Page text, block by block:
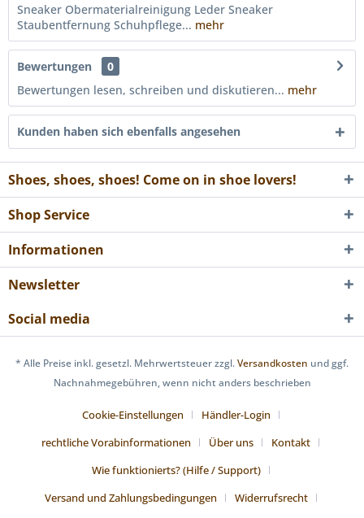
Sneaker Obermaterialreinigung Leder Sneaker
Staubentfernung Schuhpflege... mehr
Bewertungen
0
Bewertungen lesen, schreiben und diskutieren... mehr
Kunden haben sich ebenfalls angesehen
Shoes, shoes, shoes! Come on in shoe lovers!
Shop Service
Informationen
Newsletter
Social media
* Alle Preise inkl. gesetzl. Mehrwertsteuer zzgl.Versandkosten und ggf.
Nachnahmegebühren, wenn nicht anders beschrieben
Cookie-Einstellungen
Händler-Login
rechtliche Vorabinformationen
Über uns
Kontakt
Wie funktionierts? (Hilfe / Support)
Versand und Zahlungsbedingungen
Widerrufsrecht